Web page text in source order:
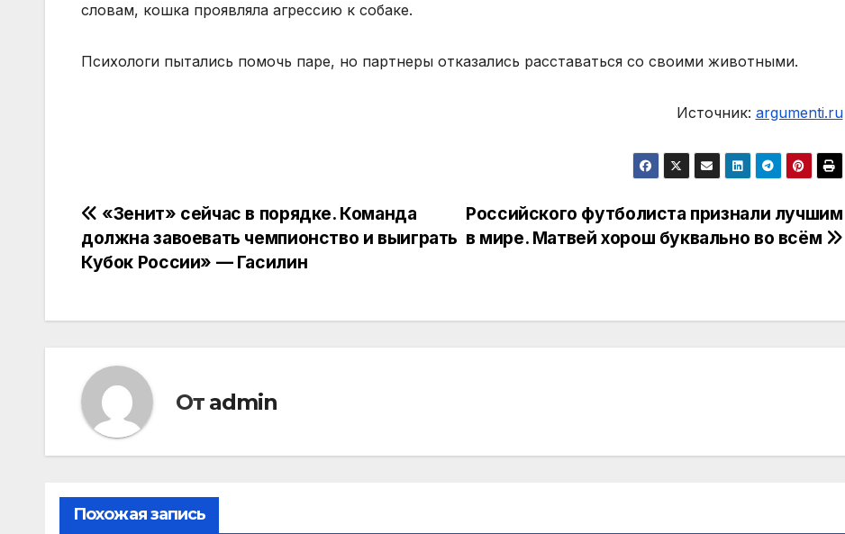
словам, кошка проявляла агрессию к собаке.
Психологи пытались помочь паре, но партнеры отказались расставаться со своими животными.
Источник: argumenti.ru
Навигация
по
Российского футболиста признали лучшим
в мире. Матвей хорош буквально во всём
«Зенит» сейчас в порядке. Команда
должна завоевать чемпионство и выиграть
Кубок России» — Гасилин
От admin
Похожая запись